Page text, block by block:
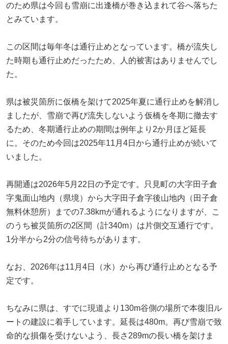
のため県は今回も雪崩に出逢橋が巻き込まれて谷へ落ちた
とみています。
この区間は毎年冬は通行止めとなっています。橋が流失し
た時期も通行止めだったため、人的被害はありませんでし
た。
県は被災箇所に仮橋を架けて2025年夏に通行止めを解消し
ましたが、雪崩で再び流失しないよう仮橋を冬期に撤去す
るため、冬期通行止めの期間は例年より2か月ほど延長
に。そのため今回は2025年11月4日から通行止めが続いて
いました。
再開通は2026年5月22日の予定です。只見町の大字田子倉
字鬼面山地内（県境）から大字田子倉字後山地内（田子倉
無料休憩所）までの7.38kmが通れるようになりますが、こ
のうち被災箇所の2区間（計340m）は片側交互通行です。
1分半から2分の信号待ちがあります。
なお、2026年は11月4日（水）から再び通行止めとなる予
定です。
ちなみに県は、すでに現道より130m谷側の場所で本復旧ル
ートの建設に着手しています。延長は480m。再び雪崩で致
命的な損傷を受けないよう、長さ289mの長い橋を架けま